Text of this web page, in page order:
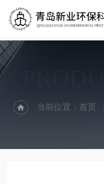
当前位置：首页